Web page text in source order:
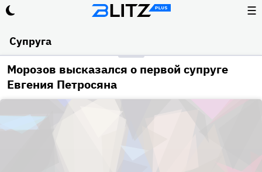
☰
Супруга
Морозов высказался о первой супруге
Евгения Петросяна